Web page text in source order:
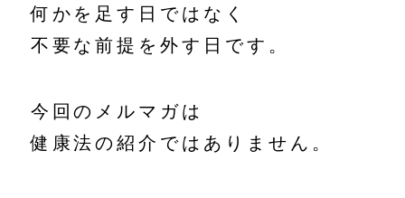
何かを足す日ではなく
不要な前提を外す日です。
今回のメルマガは
健康法の紹介ではありません。